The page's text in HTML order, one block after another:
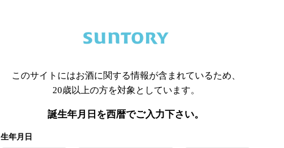
関連ページ
このサイトにはお酒に関する情報が含まれているため、
20歳以上の方を対象としています。
誕生年月日を西暦でご入力下さい。
生年月日